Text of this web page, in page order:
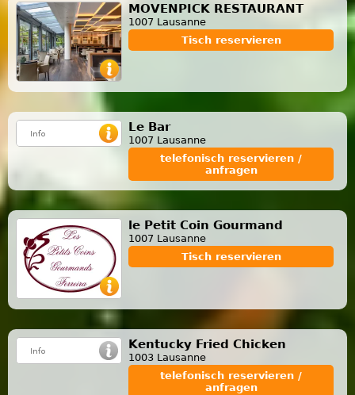
MOVENPICK RESTAURANT
1007 Lausanne
Tisch reservieren
Le Bar
1007 Lausanne
telefonisch reservieren /
anfragen
le Petit Coin Gourmand
1007 Lausanne
Tisch reservieren
Kentucky Fried Chicken
1003 Lausanne
telefonisch reservieren /
anfragen